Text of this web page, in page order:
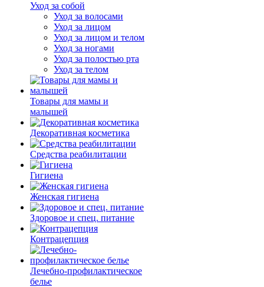
Уход за собой
Уход за волосами
Уход за лицом
Уход за лицом и телом
Уход за ногами
Уход за полостью рта
Уход за телом
Товары для мамы и
малышей
Декоративная косметика
Средства реабилитации
Гигиена
Женская гигиена
Здоровое и спец. питание
Контрацепция
Лечебно-профилактическое
белье